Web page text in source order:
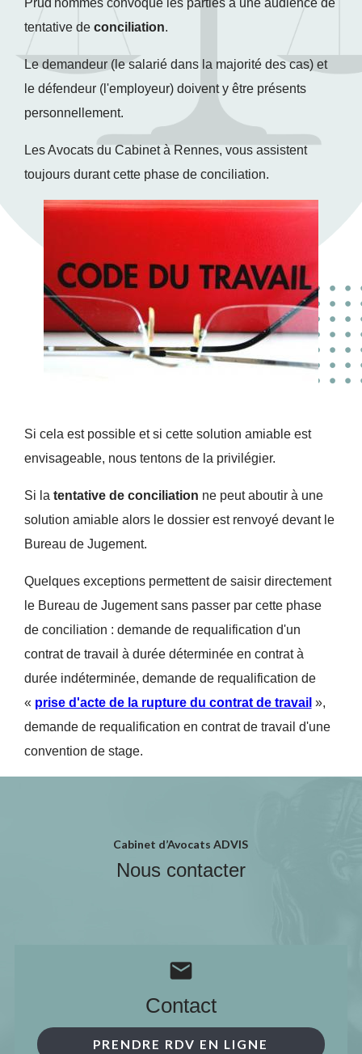
Prud'hommes convoque les parties à une audience de
tentative de conciliation.
Le demandeur (le salarié dans la majorité des cas) et
le défendeur (l'employeur) doivent y être présents
personnellement.
Les Avocats du Cabinet à Rennes, vous assistent
toujours durant cette phase de conciliation.
Si cela est possible et si cette solution amiable est
envisageable, nous tentons de la privilégier.
Si la tentative de conciliation ne peut aboutir à une
solution amiable alors le dossier est renvoyé devant le
Bureau de Jugement.
Quelques exceptions permettent de saisir directement
le Bureau de Jugement sans passer par cette phase
de conciliation : demande de requalification d'un
contrat de travail à durée déterminée en contrat à
durée indéterminée, demande de requalification de
« prise d'acte de la rupture du contrat de travail »,
demande de requalification en contrat de travail d'une
convention de stage.
Cabinet d’Avocats ADVIS
Nous contacter
mail
Contact
PRENDRE RDV EN LIGNE